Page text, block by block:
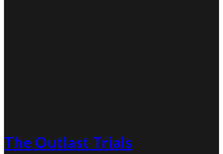
The Outlast Trials